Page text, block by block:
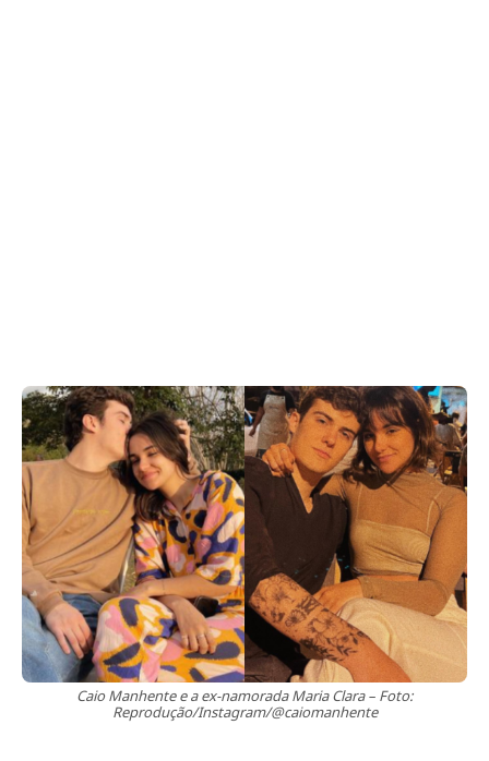
Caio Manhente e a ex-namorada Maria Clara – Foto:
Reprodução/Instagram/@caiomanhente